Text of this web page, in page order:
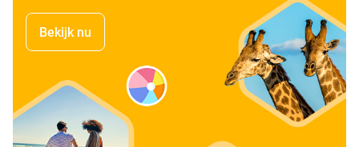
Bekijk nu